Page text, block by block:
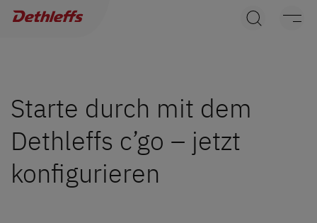
Wohnmobile
Camper Vans
Dethleffs Original Zubehör
Starte durch mit dem
Dethleffs c’go – jetzt
konfigurieren